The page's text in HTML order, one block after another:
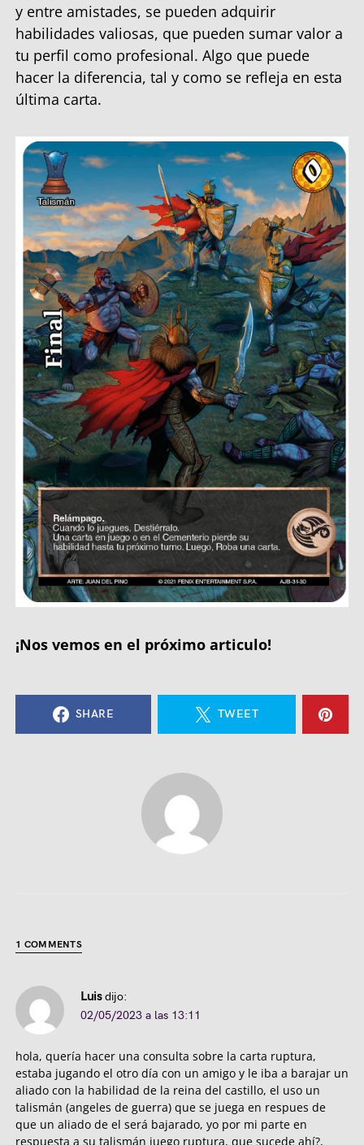
y entre amistades, se pueden adquirir
habilidades valiosas, que pueden sumar valor a
tu perfil como profesional. Algo que puede
hacer la diferencia, tal y como se refleja en esta
última carta.
¡Nos vemos en el próximo articulo!
SHARE TWEET
1 COMMENTS
Luis dijo:
02/05/2023 a las 13:11
hola, quería hacer una consulta sobre la carta ruptura,
estaba jugando el otro día con un amigo y le iba a barajar un
aliado con la habilidad de la reina del castillo, el uso un
talismán (angeles de guerra) que se juega en respues de
que un aliado de el será bajarado, yo por mi parte en
respuesta a su talismán juego ruptura, que sucede ahí?,